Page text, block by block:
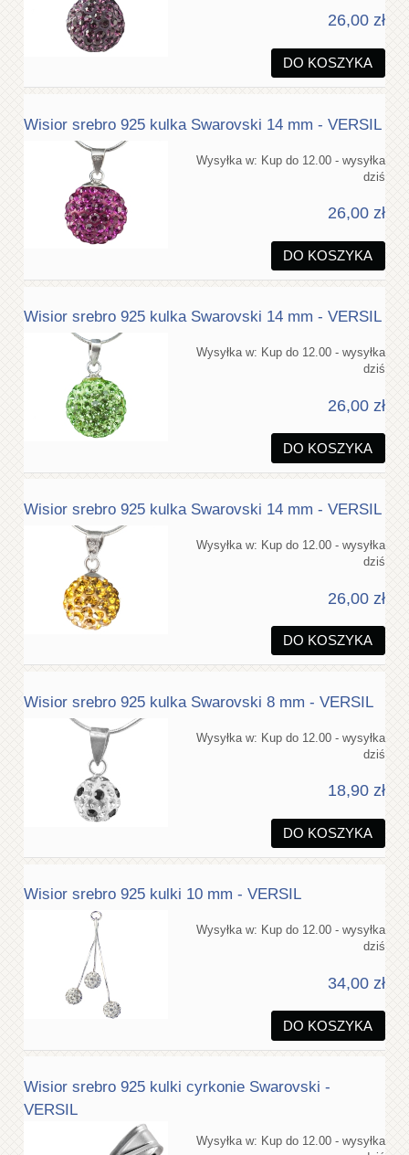
26,00 zł
DO KOSZYKA
Wisior srebro 925 kulka Swarovski 14 mm - VERSIL
Wysyłka w: Kup do 12.00 - wysyłka
dziś
26,00 zł
DO KOSZYKA
Wisior srebro 925 kulka Swarovski 14 mm - VERSIL
Wysyłka w: Kup do 12.00 - wysyłka
dziś
26,00 zł
DO KOSZYKA
Wisior srebro 925 kulka Swarovski 14 mm - VERSIL
Wysyłka w: Kup do 12.00 - wysyłka
dziś
26,00 zł
DO KOSZYKA
Wisior srebro 925 kulka Swarovski 8 mm - VERSIL
Wysyłka w: Kup do 12.00 - wysyłka
dziś
18,90 zł
DO KOSZYKA
Wisior srebro 925 kulki 10 mm - VERSIL
Wysyłka w: Kup do 12.00 - wysyłka
dziś
34,00 zł
DO KOSZYKA
Wisior srebro 925 kulki cyrkonie Swarovski -
VERSIL
Wysyłka w: Kup do 12.00 - wysyłka